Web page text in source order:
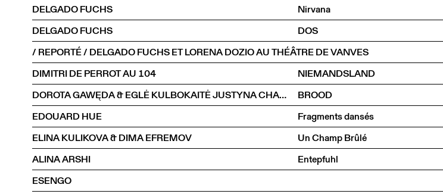
DELGADO FUCHS
Nirvana
DELGADO FUCHS
DOS
/ REPORTÉ / DELGADO FUCHS ET LORENA DOZIO AU THÉÂTRE DE VANVES
DIMITRI DE PERROT AU 104
NIEMANDSLAND
DOROTA GAWĘDA & EGLĖ KULBOKAITĖ JUSTYNA CHABEREK ET OSKAR PAWEŁKO
BROOD
EDOUARD HUE
Fragments dansés
ELINA KULIKOVA & DIMA EFREMOV
Un Champ Brûlé
ALINA ARSHI
Entepfuhl
ESENGO